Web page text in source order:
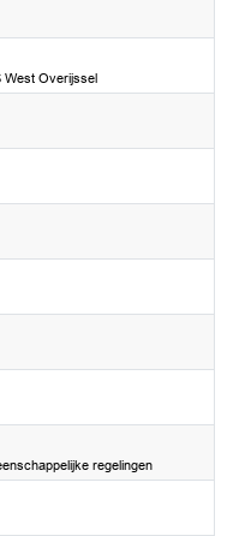
West Overijssel
regelingen